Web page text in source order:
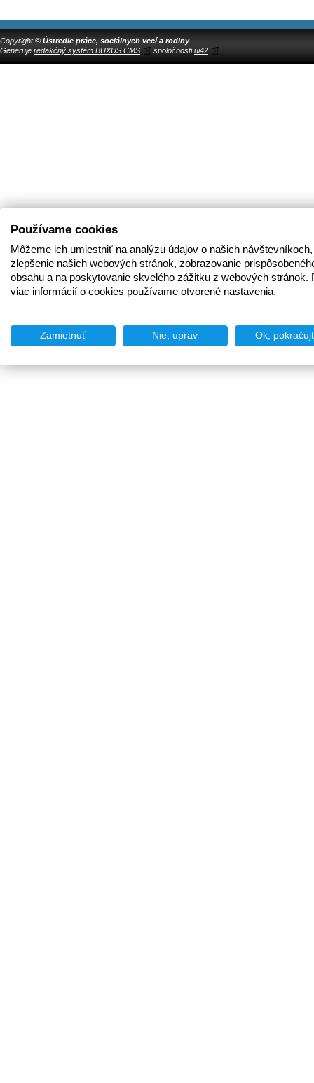
Copyright © Ústredie práce, sociálnych vecí a rodiny
Generuje redakčný systém BUXUS CMS spoločnostiui42
Používame cookies
Môžeme ich umiestniť na analýzu údajov o našich
zlepšenie našich webových stránok, zobrazovanie
obsahu a na poskytovanie skvelého zážitku z webových stránok.
viac informácií o cookies používame otvorené nastavenia.
Zamietnuť Nie, uprav Ok,